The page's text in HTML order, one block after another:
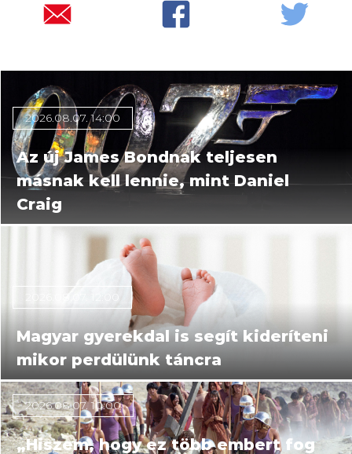
Sosem látott George Michael-
2026.08.07. 14:00
Az új James Bondnak teljesen
másnak kell lennie, mint Daniel
Craig
Magyar gyerekdal is segít kideríteni
mikor perdülünk táncra
2026.08.07. 10:00
„Hiszem, hogy ez több embert fog